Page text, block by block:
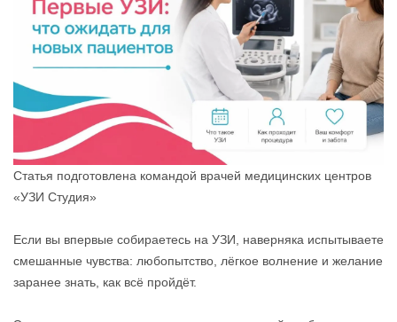
Статья подготовлена командой врачей медицинских центров
«УЗИ Студия»
Если вы впервые собираетесь на УЗИ, наверняка испытываете
смешанные чувства: любопытство, лёгкое волнение и желание
заранее знать, как всё пройдёт.